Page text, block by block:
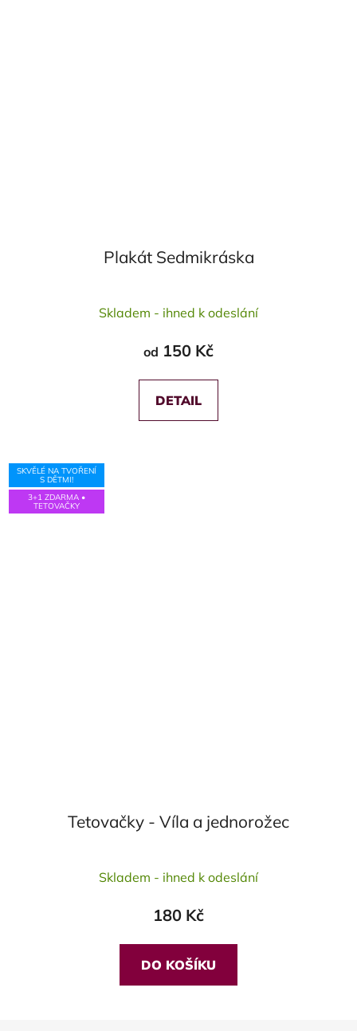
Plakát Sedmikráska
Skladem - ihned k odeslání
od 150 Kč
DETAIL
SKVĚLÉ NA TVOŘENÍ
S DĚTMI!
3+1 ZDARMA •
TETOVAČKY
Tetovačky - Víla a jednorožec
Skladem - ihned k odeslání
180 Kč
DO KOŠÍKU